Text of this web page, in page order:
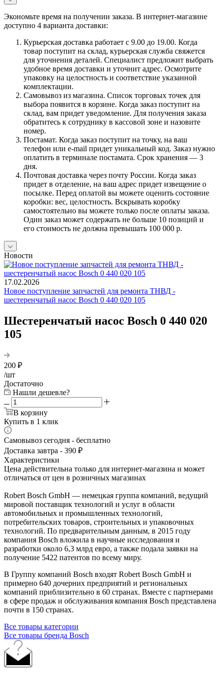
Экономьте время на получении заказа. В интернет-магазине
доступно 4 варианта доставки:
Курьерская доставка работает с 9.00 до 19.00. Когда
товар поступит на склад, курьерская служба свяжется
для уточнения деталей. Специалист предложит выбрать
удобное время доставки и уточнит адрес. Осмотрите
упаковку на целостность и соответствие указанной
комплектации.
Самовывоз из магазина. Список торговых точек для
выбора появится в корзине. Когда заказ поступит на
склад, вам придет уведомление. Для получения заказа
обратитесь к сотруднику в кассовой зоне и назовите
номер.
Постамат. Когда заказ поступит на точку, на ваш
телефон или e-mail придет уникальный код. Заказ нужно
оплатить в терминале постамата. Срок хранения — 3
дня.
Почтовая доставка через почту России. Когда заказ
придет в отделение, на ваш адрес придет извещение о
посылке. Перед оплатой вы можете оценить состояние
коробки: вес, целостность. Вскрывать коробку
самостоятельно вы можете только после оплаты заказа.
Один заказ может содержать не больше 10 позиций и
его стоимость не должна превышать 100 000 р.
Новости
17.02.2026
Новое поступление запчастей для ремонта ТНВД -
шестеренчатый насос Bosch 0 440 020 105
Шестеренчатый насос Bosch 0 440 020
105
200 ₽
/шт
Достаточно
Нашли дешевле?
В корзину
Купить в 1 клик
Самовывоз сегодня - бесплатно
Доставка завтра - 390 ₽
Характеристики
Цена действительна только для интернет-магазина и может
отличаться от цен в розничных магазинах
Robert Bosch GmbH — немецкая группа компаний, ведущий
мировой поставщик технологий и услуг в области
автомобильных и промышленных технологий,
потребительских товаров, строительных и упаковочных
технологий. По предварительным данным, в 2015 году
компания Bosch вложила в научные исследования и
разработки около 6,3 млрд евро, а также подала заявки на
получение 5422 патентов по всему миру.
В Группу компаний Bosch входят Robert Bosch GmbH и
примерно 640 дочерних предприятий и региональных
компаний приблизительно в 60 странах. Вместе с партнерами
в сфере продаж и обслуживания компания Bosch представлена
почти в 150 странах.
Все товары категории
Все товары бренда Bosch